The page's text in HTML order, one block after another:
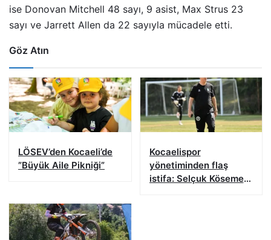
ise Donovan Mitchell 48 sayı, 9 asist, Max Strus 23
sayı ve Jarrett Allen da 22 sayıyla mücadele etti.
Göz Atın
LÖSEV’den Kocaeli’de
”Büyük Aile Pikniği”
Kocaelispor
yönetiminden flaş
istifa: Selçuk Kösemen